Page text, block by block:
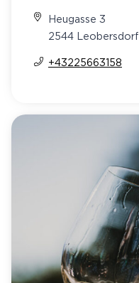
Heugasse 3
2544 Leobersdorf
+43225663158